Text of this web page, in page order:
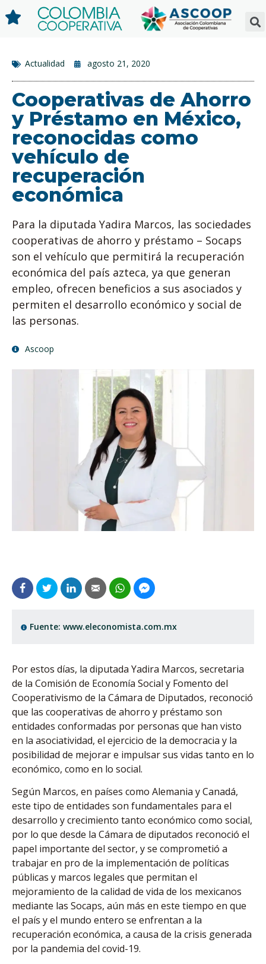
Actualidad agosto 21, 2020
Cooperativas de Ahorro
y Préstamo en México,
reconocidas como
vehículo de
recuperación
económica
Para la diputada Yadira Marcos, las sociedades
cooperativas de ahorro y préstamo – Socaps
son el vehículo que permitirá la recuperación
económica del país azteca, ya que generan
empleo, ofrecen beneficios a sus asociados y
permiten el desarrollo económico y social de
las personas.
Ascoop
Fuente: www.eleconomista.com.mx
Por estos días, la diputada Yadira Marcos, secretaria
de la Comisión de Economía Social y Fomento del
Cooperativismo de la Cámara de Diputados, reconoció
que las cooperativas de ahorro y préstamo son
entidades conformadas por personas que han visto
en la asociatividad, el ejercicio de la democracia y la
posibilidad de mejorar e impulsar sus vidas tanto en lo
económico, como en lo social.
Según Marcos, en países como Alemania y Canadá,
este tipo de entidades son fundamentales para el
desarrollo y crecimiento tanto económico como social,
por lo que desde la Cámara de diputados reconoció el
papel importante del sector, y se comprometió a
trabajar en pro de la implementación de políticas
públicas y marcos legales que permitan el
mejoramiento de la calidad de vida de los mexicanos
mediante las Socaps, aún más en este tiempo en que
el país y el mundo entero se enfrentan a la
recuperación económica, a causa de la crisis generada
por la pandemia del covid-19.